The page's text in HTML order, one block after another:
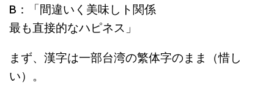
B：「間違いく美味しト関係
最も直接的なハピネス」
まず、漢字は一部台湾の繁体字のまま（惜し
い）。